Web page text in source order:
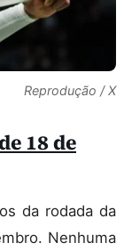
Reprodução / X
18 de
da rodada da
Nenhuma